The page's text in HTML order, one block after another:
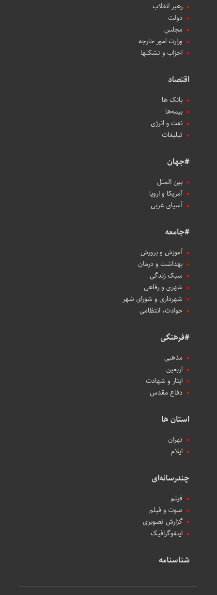
رهبر انقلاب
دولت
مجلس
وزارت امور خارجه
احزاب و تشکلها
اقتصاد
بانک ها
بیمه‌ها
نفت و انرژی
تبلیغات
#جهان
بین الملل
آمریکا و اروپا
آسیای غربی
#جامعه
آموزش و پرورش
بهداشت و درمان
سبک زندگی
شهری و رفاهی
شهرداری و شورای شهر
حوادث، انتظامی
#فرهنگی
مذهبی
اربعین
ایثار و شهادت
دفاع مقدس
استان ها
تهران
ایلام
چندرسانه‌ای
فیلم
صوت و فیلم
گزارش تصویری
اینفوگرافیک
شناسنامه